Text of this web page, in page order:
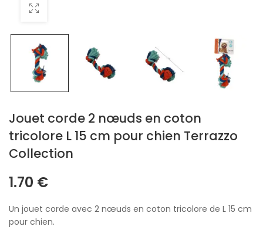
Jouet corde 2 nœuds en coton
tricolore L 15 cm pour chien Terrazzo
Collection
1.70 €
Un jouet corde avec 2 nœuds en coton tricolore de L 15 cm
pour chien.